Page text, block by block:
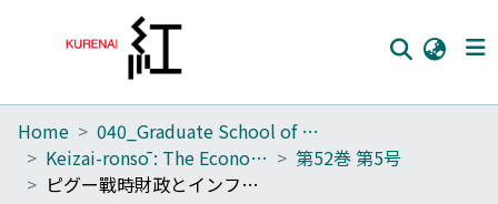
Home
Communities
Home
040_Graduate School of Economics
Keizai-ronsō : The Economic Review
第52巻 第5号
ピグー戰時財政とインフレーション